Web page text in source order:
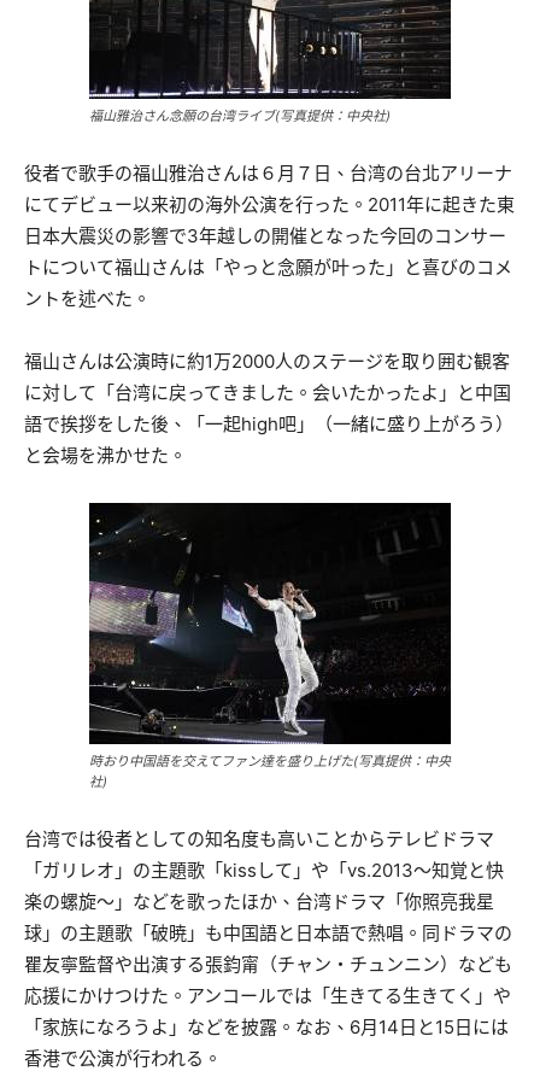
福山雅治さん念願の台湾ライブ(写真提供：中央社)
役者で歌手の福山雅治さんは６月７日、台湾の台北アリーナ
にてデビュー以来初の海外公演を行った。2011年に起きた東
日本大震災の影響で3年越しの開催となった今回のコンサー
トについて福山さんは「やっと念願が叶った」と喜びのコメ
ントを述べた。
福山さんは公演時に約1万2000人のステージを取り囲む観客
に対して「台湾に戻ってきました。会いたかったよ」と中国
語で挨拶をした後、「一起high吧」（一緒に盛り上がろう）
と会場を沸かせた。
時おり中国語を交えてファン達を盛り上げた(写真提供：中央
社)
台湾では役者としての知名度も高いことからテレビドラマ
「ガリレオ」の主題歌「kissして」や「vs.2013～知覚と快
楽の螺旋～」などを歌ったほか、台湾ドラマ「你照亮我星
球」の主題歌「破暁」も中国語と日本語で熱唱。同ドラマの
瞿友寧監督や出演する張鈞甯（チャン・チュンニン）なども
応援にかけつけた。アンコールでは「生きてる生きてく」や
「家族になろうよ」などを披露。なお、6月14日と15日には
香港で公演が行われる。